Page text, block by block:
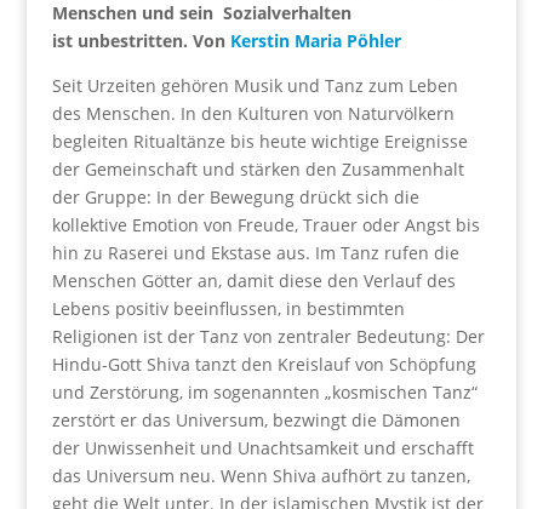
Menschen und sein Sozialverhalten
ist unbestritten. Von Kerstin Maria Pöhler
Seit Urzeiten gehören Musik und Tanz zum Leben
des Menschen. In den Kulturen von Naturvölkern
begleiten Ritualtänze bis heute wichtige Ereignisse
der Gemeinschaft und stärken den Zusammenhalt
der Gruppe: In der Bewegung drückt sich die
kollektive Emotion von Freude, Trauer oder Angst bis
hin zu Raserei und Ekstase aus. Im Tanz rufen die
Menschen Götter an, damit diese den Verlauf des
Lebens positiv beeinflussen, in bestimmten
Religionen ist der Tanz von zentraler Bedeutung: Der
Hindu-Gott Shiva tanzt den Kreislauf von Schöpfung
und Zerstörung, im sogenannten „kosmischen Tanz“
zerstört er das Universum, bezwingt die Dämonen
der Unwissenheit und Unachtsamkeit und erschafft
das Universum neu. Wenn Shiva aufhört zu tanzen,
geht die Welt unter. In der islamischen Mystik ist der